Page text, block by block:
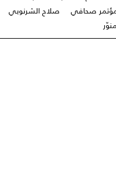
صحافي
صلاح الشرنوبي